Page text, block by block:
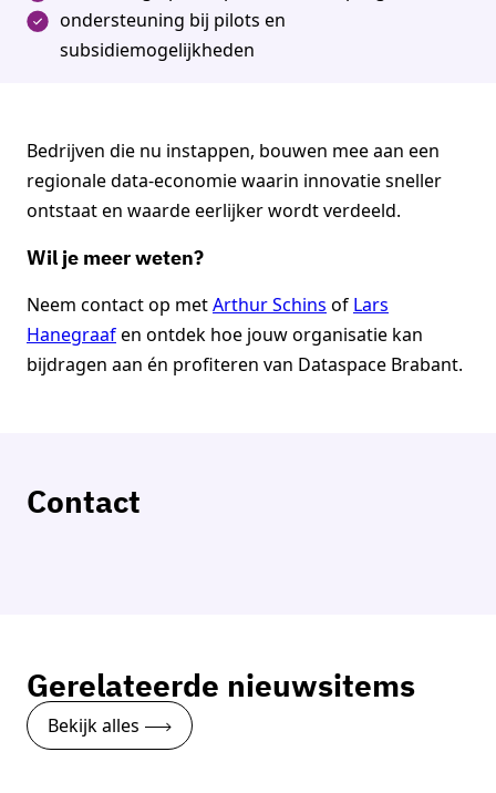
ondersteuning bij pilots en
subsidiemogelijkheden
Bedrijven die nu instappen, bouwen mee aan een
regionale data-economie waarin innovatie sneller
ontstaat en waarde eerlijker wordt verdeeld.
Wil je meer weten?
Neem contact op metArthur Schins of Lars
Hanegraafen ontdek hoe jouw organisatie kan
bijdragen aan én profiteren van Dataspace Brabant.
Contact
Gerelateerde nieuwsitems
Bekijk alles